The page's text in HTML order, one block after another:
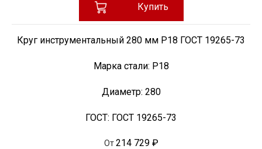
Купить
Круг инструментальный 280 мм Р18 ГОСТ 19265-73
Марка стали: Р18
Диаметр: 280
ГОСТ: ГОСТ 19265-73
От 214 729 ₽